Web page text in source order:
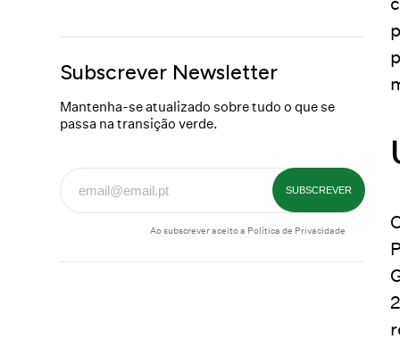
Subscrever Newsletter
Mantenha-se atualizado sobre tudo o que se
passa na transição verde.
Ao subscrever aceito a Política de Privacidade